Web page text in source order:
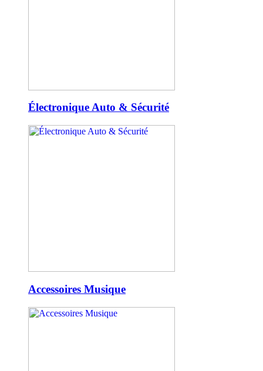
Électronique Auto & Sécurité
Accessoires Musique